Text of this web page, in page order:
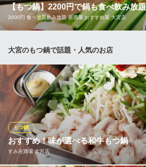
桜木楼門
完全予約制レストラン
ＪＲ大宮駅 徒歩3分
【もつ鍋】2200円で鍋も食べ飲み放題
2000円 食べ放題飲み放題 居酒屋 おすすめ屋 大宮店
濃厚スープと新鮮野菜で心も体もほっこり
プで味変も楽しめる鶏鍋も食べ放題！寒い
たかくて美味しい鍋料理をお楽しみくださ
2000円 食べ放題飲み放題 居酒屋 おす
2000円食べ飲み放題
ＪＲ大宮駅 徒歩3分
埼玉県さいたま市大宮区仲町1-111-2 マルハチビル3F
大宮のもつ鍋で話題・人気のお店
おすすめ！味が選べる和牛もつ鍋
すみ吉酒場 大宮店
もつ鍋